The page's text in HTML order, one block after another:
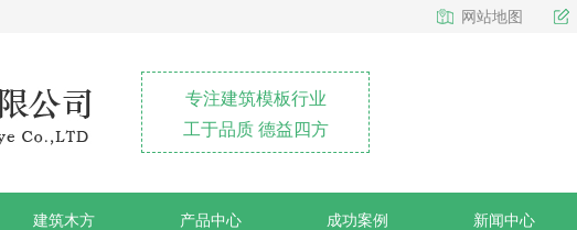
网站地图
专注建筑模板行业
工于品质 德益四方
建筑木方 产品中心 成功案例 新闻中心